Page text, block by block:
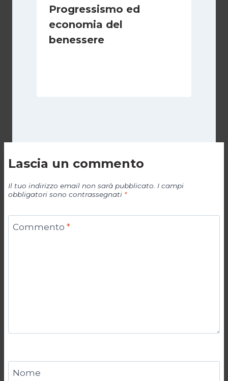
Progressismo ed
economia del
benessere
Lascia un commento
Il tuo indirizzo email non sarà pubblicato. I campi
obbligatori sono contrassegnati *
Commento *
Nome